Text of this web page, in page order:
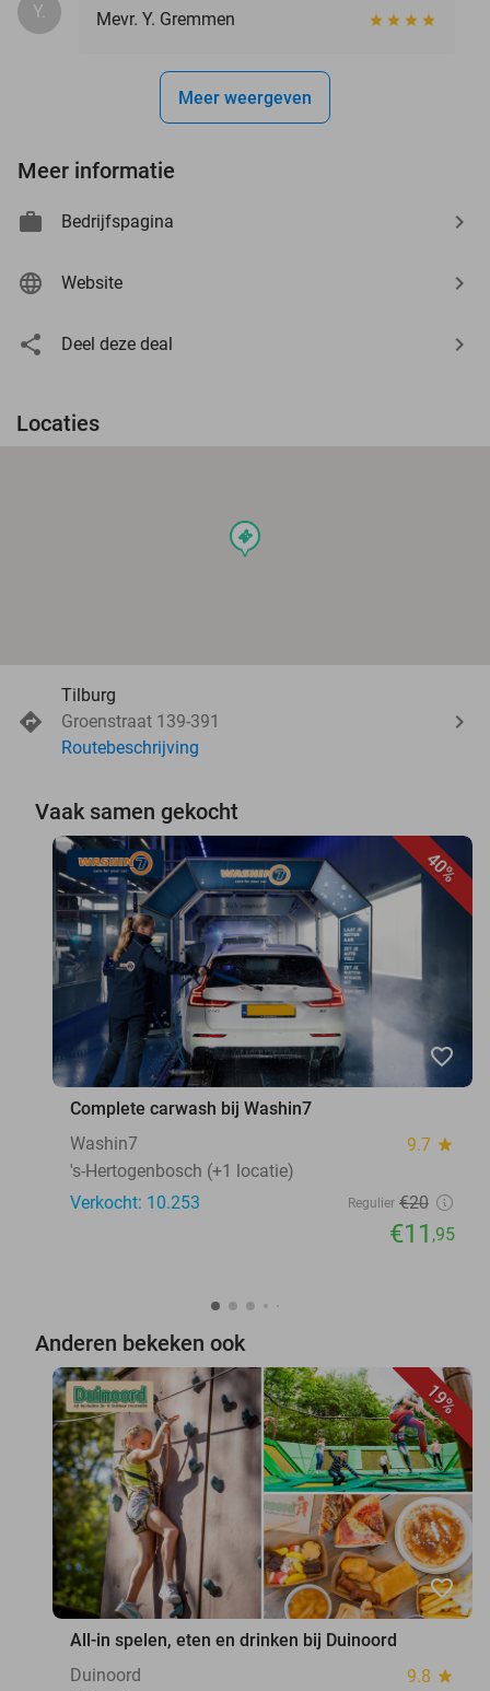
Y. Mevr. Y. Gremmen
Meer weergeven
Meer informatie
Bedrijfspagina
Website
Deel deze deal
Locaties
events
Tilburg
Groenstraat 139-391
Routebeschrijving
Vaak samen gekocht
40%
favorite_border
Complete carwash bij Washin7
Washin7
9.7 star
's-Hertogenbosch (+1 locatie)
Verkocht: 10.253
Regulier €20
€11 ,95
Anderen bekeken ook
19%
favorite_border
All-in spelen, eten en drinken bij Duinoord
Duinoord
9.8 star